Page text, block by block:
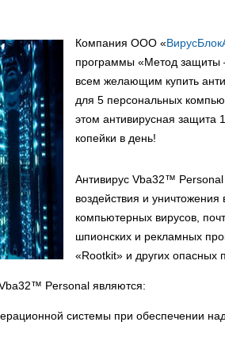
Компания ООО «
программы «Метод защиты
всем желающим купить
для 5 персональных
этом антивирусная защита
копейки в день!
Антивирус Vba32™
воздействия и
компьютерных вирусов,
шпионских и рекламных
«Rootkit» и других опасных
Personal являются:
системы при обеспечении